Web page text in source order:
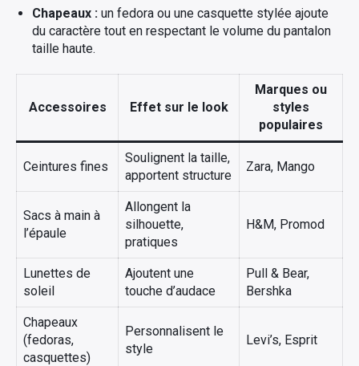
Chapeaux : un fedora ou une casquette stylée ajoute
du caractère tout en respectant le volume du pantalon
taille haute.
Accessoires Effet sur le look
Marques ou
styles
populaires
Ceintures fines
Soulignent la taille,
apportent structure
Zara, Mango
Sacs à main à
l’épaule
Allongent la
silhouette,
pratiques
H&M, Promod
Lunettes de
soleil
Ajoutent une
touche d’audace
Pull & Bear,
Bershka
Chapeaux
(fedoras,
casquettes)
Personnalisent le
style
Levi’s, Esprit